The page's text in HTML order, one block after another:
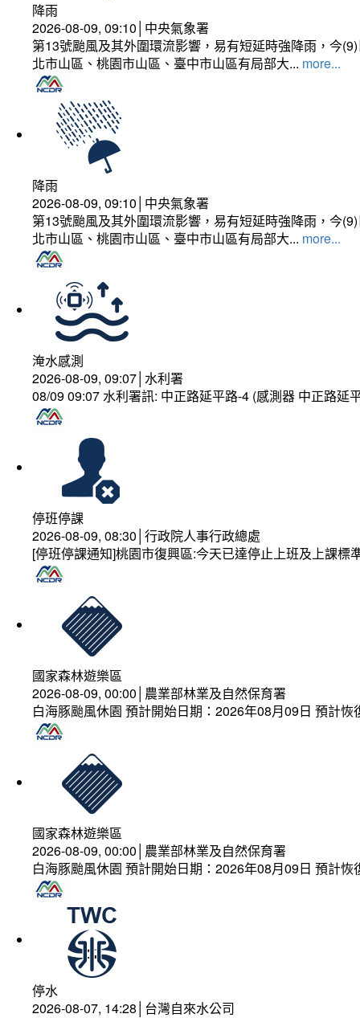
降雨
2026-08-09, 09:10│中央氣象署
第13號颱風及其外圍環流影響，易有短延時強降雨，今
北市山區、桃園市山區、臺中市山區有局部大... more...
降雨
2026-08-09, 09:10│中央氣象署
第13號颱風及其外圍環流影響，易有短延時強降雨，今
北市山區、桃園市山區、臺中市山區有局部大... more...
淹水感測
2026-08-09, 09:07│水利署
08/09 09:07 水利署訊: 中正路延平路-4 (感測器 中正路
停班停課
2026-08-09, 08:30│行政院人事行政總處
[停班停課通知]桃園市復興區:今天已達停止上班及上課
國家森林遊樂區
2026-08-09, 00:00│農業部林業及自然保育署
白海豚颱風休園 預計開始日期：2026年08月09日 預計
國家森林遊樂區
2026-08-09, 00:00│農業部林業及自然保育署
白海豚颱風休園 預計開始日期：2026年08月09日 預計
停水
2026-08-07, 14:28│台灣自來水公司